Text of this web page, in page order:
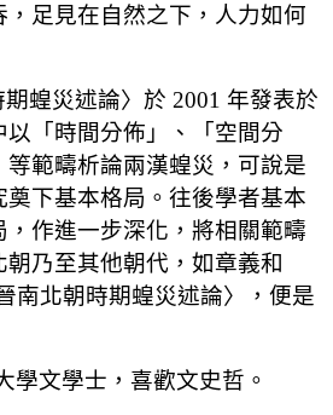
，足見在自然之下，人力如何
蝗災述論〉於 2001 年發表於
以「時間分佈」、「空間分
範疇析論兩漢蝗災，可說是
下基本格局。往後學者基本
，作進一步深化，將相關範疇
乃至其他朝代，如章義和
南北朝時期蝗災述論〉，便是
學文學士，喜歡文史哲。